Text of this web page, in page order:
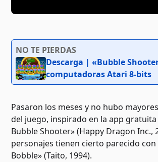
NO TE PIERDAS
Descarga | «Bubble
computadoras Atari 8-bits
Pasaron los meses y no hubo
del juego, inspirado en la app
Bubble Shooter» (Happy Dragon Inc.,
personajes tienen cierto parecido con
Bobble» (Taito, 1994).